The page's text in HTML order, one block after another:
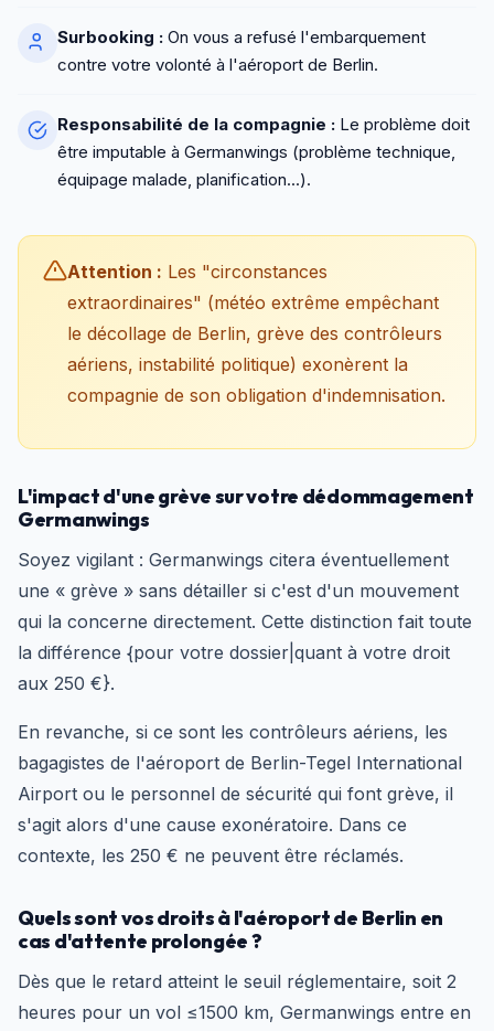
Surbooking : On vous a refusé l'embarquement
contre votre volonté à l'aéroport de Berlin.
Responsabilité de la compagnie : Le problème doit
être imputable à Germanwings (problème technique,
équipage malade, planification...).
Attention : Les "circonstances
extraordinaires" (météo extrême empêchant
le décollage de Berlin, grève des contrôleurs
aériens, instabilité politique) exonèrent la
compagnie de son obligation d'indemnisation.
L'impact d'une grève sur votre dédommagement
Germanwings
Soyez vigilant : Germanwings citera éventuellement
une « grève » sans détailler si c'est d'un mouvement
qui la concerne directement. Cette distinction fait toute
la différence {pour votre dossier|quant à votre droit
aux 250 €}.
En revanche, si ce sont les contrôleurs aériens, les
bagagistes de l'aéroport de Berlin-Tegel International
Airport ou le personnel de sécurité qui font grève, il
s'agit alors d'une cause exonératoire. Dans ce
contexte, les 250 € ne peuvent être réclamés.
Quels sont vos droits à l'aéroport de Berlin en
cas d'attente prolongée ?
Dès que le retard atteint le seuil réglementaire, soit 2
heures pour un vol ≤1500 km, Germanwings entre en